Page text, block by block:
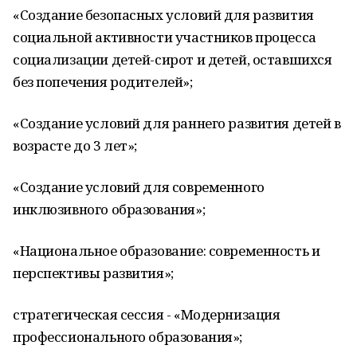
«Создание безопасных условий для развития
социальной активности участников процесса
социализации детей-сирот и детей, оставшихся
без попечения родителей»;
«Создание условий для раннего развития детей в
возрасте до 3 лет»;
«Создание условий для современного
инклюзивного образования»;
«Национальное образование: современность и
перспективы развития»;
стратегическая сессия - «Модернизация
профессионального образования»;